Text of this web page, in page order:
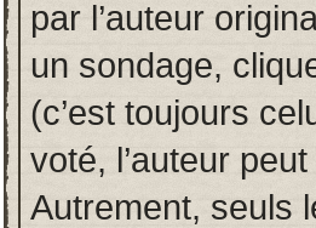
par l’auteur
un sondage,
(c’est toujours
voté, l’auteur
Autrement, seuls